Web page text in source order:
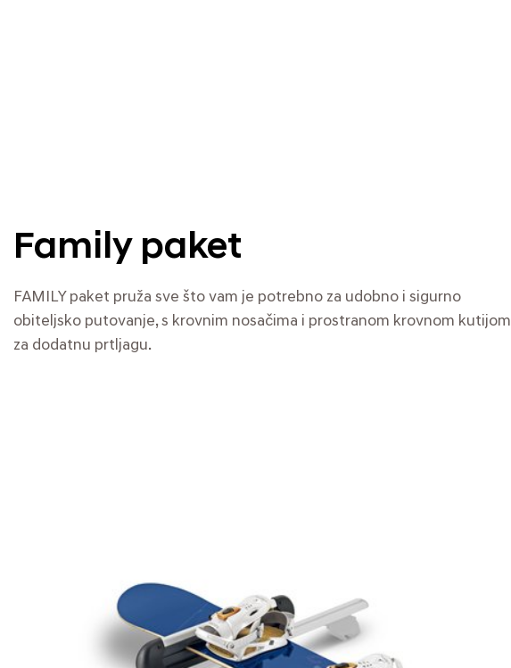
Family paket
FAMILY paket pruža sve što vam je potrebno za udobno i sigurno
obiteljsko putovanje, s krovnim nosačima i prostranom krovnom kutijom
za dodatnu prtljagu.